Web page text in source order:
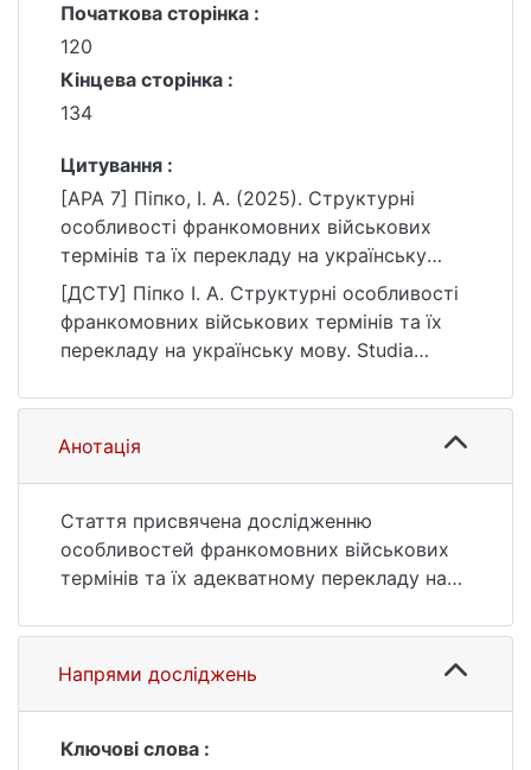
Початкова сторінка :
120
Кінцева сторінка :
134
Цитування :
[APA 7] Піпко, І. А. (2025). Структурні
особливості франкомовних військових
термінів та їх перекладу на українську
мову. Studia Linguistica, (27), 120–134.
https://doi.org/10.17721/StudLing2025.27.120
-134
[ДСТУ] Піпко І. А. Структурні особливості
франкомовних військових термінів та їх
перекладу на українську мову. Studia
10.17721/StudLing2025.27.120-134 (дата
звернення: 25.07.2026).
Анотація
Стаття присвячена дослідженню
особливостей франкомовних військових
термінів та їх адекватному перекладу на
основні способи формування військової
термінології та методи її перекладу.
Повноцінний і адекватний переклад
українською мовою сприятиме кращому
Напрями досліджень
Ключові слова :